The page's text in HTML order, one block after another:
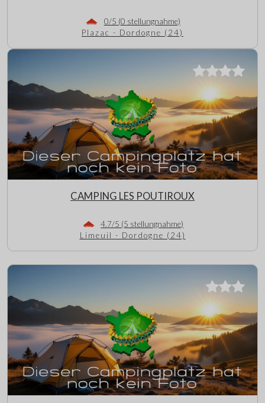
0/5 (0 stellungnahme)
Plazac - Dordogne (24)
CAMPING LES POUTIROUX
4.7/5 (5 stellungnahme)
Limeuil - Dordogne (24)